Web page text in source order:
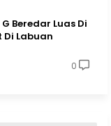
Beredar Luas Di
Labuan
0